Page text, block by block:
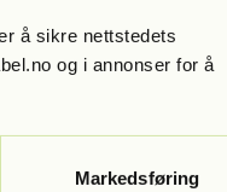
å sikre nettstedets
og i annonser for å
Markedsføring